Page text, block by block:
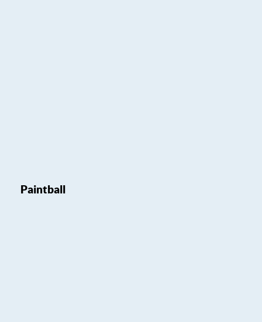
Paintball